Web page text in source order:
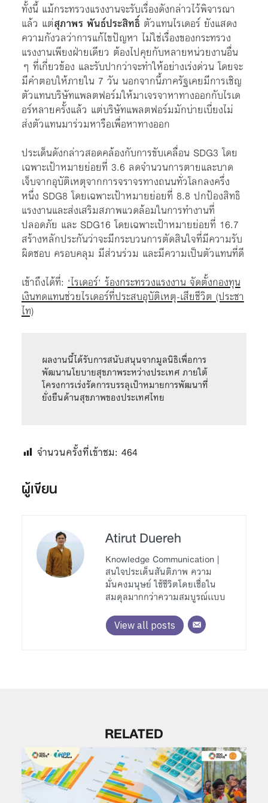
ทั้งนี้ แม้กระทรวงแรงงานจะรับเรื่องดังกล่าวไว้พิจารณา
แล้ว แต่สุภาพร พันธ์ประสิทธิ์ ตัวแทนไรเดอร์ ยังแสดง
ความกังวลว่าการแก้ไขปัญหา ไม่ใช่เรื่องของกระทรวง
แรงงานเพียงฝ่ายเดียว ต้องไปคุยกับหลายหน่วยงานอื่น
ๆ ที่เกี่ยวข้อง และรับปากว่าจะทำให้อย่างเร่งด่วน โดยจะ
มีคำตอบให้ภายใน 7 วัน นอกจากนี้ภาครัฐเคยมีการเชิญ
ตัวแทนบริษัทแพลตฟอร์มให้มาเจรจาหาทางออกกับไรเด
อร์หลายครั้งแล้ว แต่บริษัทแพลตฟอร์มมักบ่ายเบี่ยงไม่
ส่งตัวแทนมาร่วมหารือเพื่อหาทางออก
ประเด็นดังกล่าวสอดคล้องกับการขับเคลื่อน SDG3 โดย
เฉพาะเป้าหมายย่อยที่ 3.6 ลดจำนวนการตายและบาด
เจ็บจากอุบัติเหตุจากการจราจรทางถนนทั่วโลกลงครึ่ง
หนึ่ง SDG8 โดยเฉพาะเป้าหมายย่อยที่ 8.8 ปกป้องสิทธิ
แรงงานและส่งเสริมสภาพแวดล้อมในการทำงานที่
ปลอดภัย และ SDG16 โดยเฉพาะเป้าหมายย่อยที่ 16.7
สร้างหลักประกันว่าจะมีกระบวนการตัดสินใจที่มีความรับ
ผิดชอบ ครอบคลุม มีส่วนร่วม และมีความเป็นตัวแทนที่ดี
เข้าถึงได้ที่:‘ไรเดอร์’ ร้องกระทรวงแรงงาน จัดตั้งกองทุน
เงินทดแทนช่วยไรเดอร์ที่ประสบอุบัติเหตุ-เสียชีวิต (ประชา
ไท)
ผลงานนี้ได้รับการสนับสนุนจากมูลนิธิเพื่อการ
พัฒนานโยบายสุขภาพระหว่างประเทศ ภายใต้
โครงการเร่งรัดการบรรลุเป้าหมายการพัฒนาที่
ยั่งยืนด้านสุขภาพของประเทศไทย
จำนวนครั้งที่เข้าชม: 464
ผู้เขียน
Atirut Duereh
Knowledge Communication |
สนใจประเด็นสันติภาพ ความ
มั่นคงมนุษย์ ใช้ชีวิตโดยเชื่อใน
สมดุลมากกว่าความสมบูรณ์เเบบ
View all posts
RELATED